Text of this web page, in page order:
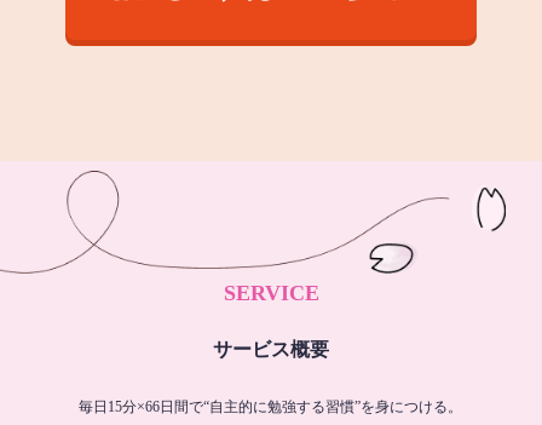
SERVICE
サービス概要
毎日15分×66日間で“自主的に勉強する習慣”を身につける。